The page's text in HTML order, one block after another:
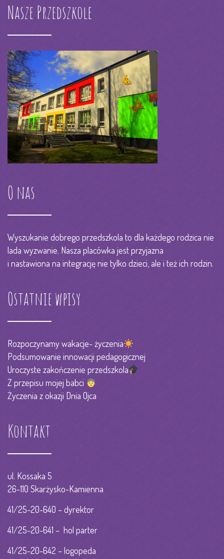
Nasze Przedszkole
O nas
Wyszukanie dobrego przedszkola to dla każdego rodzica nie
lada wyzwanie. Nasza placówka jest przyjazna
i nastawiona na integrację nie tylko dzieci, ale i też ich rodzin.
Ostatnie wpisy
Rozpoczynamy wakacje- życzenia
Podsumowanie innowacji pedagogicznej
Uroczyste zakończenie przedszkola
Z przepisu mojej babci
Życzenia z okazji Dnia Ojca
Kontakt
ul. Kossaka 5
26-110 Skarżysko-Kamienna
41/25-20-640 – dyrektor
41/25-20-641 – hol parter
41/25-20-642 – logopeda